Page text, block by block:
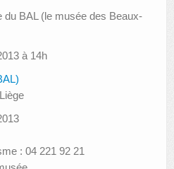
du BAL (le musée des Beaux-
à 14h
: 04 221 92 21